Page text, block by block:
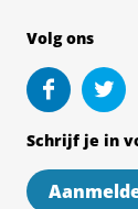
Volg ons
Schrijf je in